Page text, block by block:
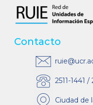
Contacto
2511-1441 /
Ciudad de